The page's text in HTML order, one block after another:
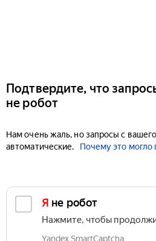
Подтвердите, что
не робот
Нам очень жаль, но запросы с
автоматические.
Почему это могло
Я не робот
Нажмите, чтобы
Yandex SmartCaptcha